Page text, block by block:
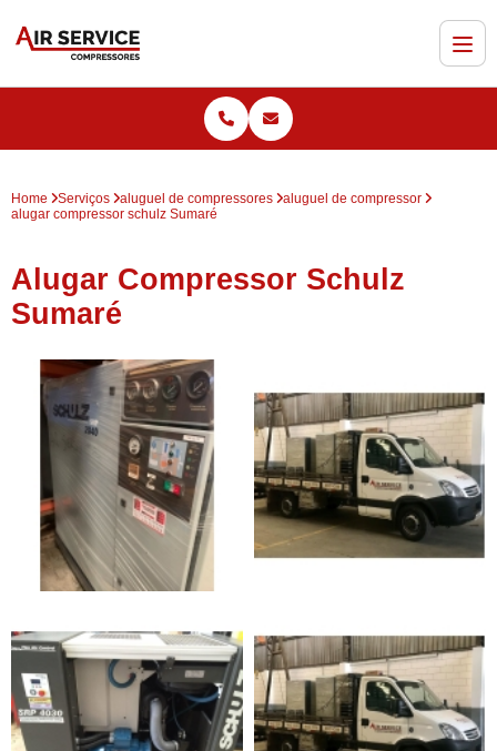
Home Serviços aluguel de compressores
aluguel de compressor
alugar compressor schulz Sumaré
Alugar Compressor Schulz
Sumaré